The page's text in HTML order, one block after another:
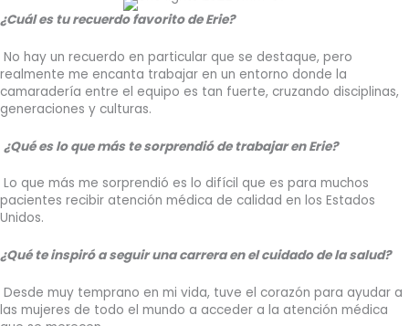
¿Cuál es tu recuerdo favorito de Erie?
No hay un recuerdo en particular que se destaque, pero
realmente me encanta trabajar en un entorno donde la
camaradería entre el equipo es tan fuerte, cruzando disciplinas,
generaciones y culturas.
¿Qué es lo que más te sorprendió de trabajar en Erie?
Lo que más me sorprendió es lo difícil que es para muchos
pacientes recibir atención médica de calidad en los Estados
Unidos.
¿Qué te inspiró a seguir una carrera en el cuidado de la salud?
Desde muy temprano en mi vida, tuve el corazón para ayudar a
las mujeres de todo el mundo a acceder a la atención médica